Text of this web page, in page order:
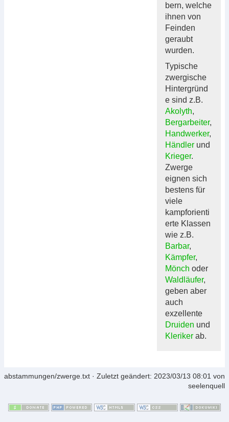
bern, welche
ihnen von
Feinden
geraubt
wurden.
Typische
zwergische
Hintergründ
e sind z.B.
Akolyth,
Bergarbeiter,
Handwerker,
Händler und
Krieger.
Zwerge
eignen sich
bestens für
viele
kampforienti
erte Klassen
wie z.B.
Barbar,
Kämpfer,
Mönch oder
Waldläufer,
geben aber
auch
exzellente
Druiden und
Kleriker ab.
abstammungen/zwerge.txt · Zuletzt geändert: 2023/03/13 08:01 von
seelenquell